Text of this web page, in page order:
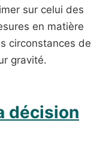
sur celui des
en matière
circonstances de
gravité.
décision